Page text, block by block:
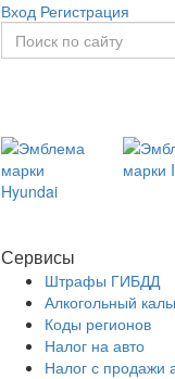
Вход Регистрация
Сервисы
Штрафы ГИБДД
Алкогольный
Коды регионов
Налог на авто
Налог с продажи